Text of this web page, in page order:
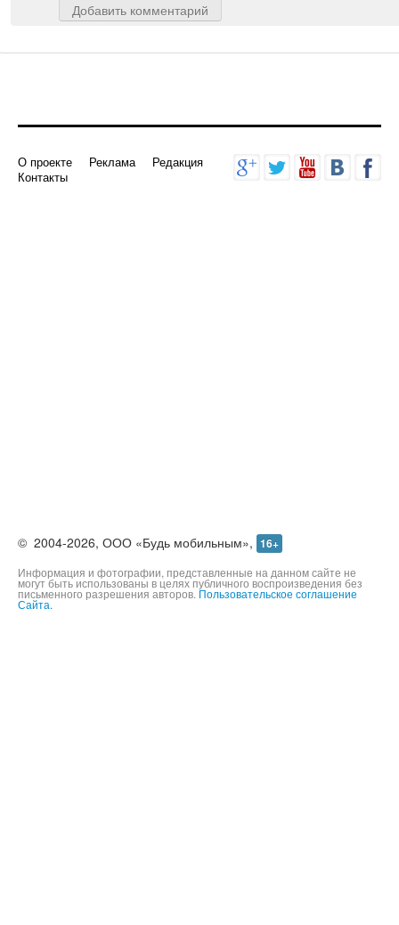
Добавить комментарий
О проекте Реклама
Редакция
Контакты
© 2004-2026, ООО «Будь мобильным», 16+
Информация и фотографии, представленные на данном сайте не
могут быть использованы в целях публичного воспроизведения без
письменного разрешения авторов. Пользовательское соглашение
Сайта.